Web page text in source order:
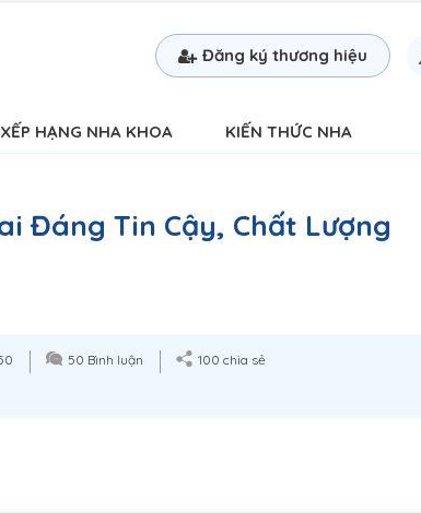
Đăng ký thương hiệu
XẾP HẠNG NHA KHOA KIẾN THỨC NHA
Đáng Tin Cậy, Chất Lượng
50 Bình luận 100 chia sẻ